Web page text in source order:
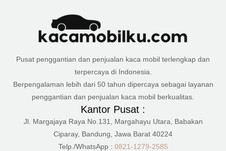
Pusat penggantian dan penjualan kaca mobil terlengkap dan
terpercaya di Indonesia.
Berpengalaman lebih dari 50 tahun dipercaya sebagai layanan
penggantian dan penjualan kaca mobil berkualitas.
Kantor Pusat :
Jl. Margajaya Raya No.131, Margahayu Utara, Babakan
Ciparay, Bandung, Jawa Barat 40224
Telp./WhatsApp : 0821-1279-2585